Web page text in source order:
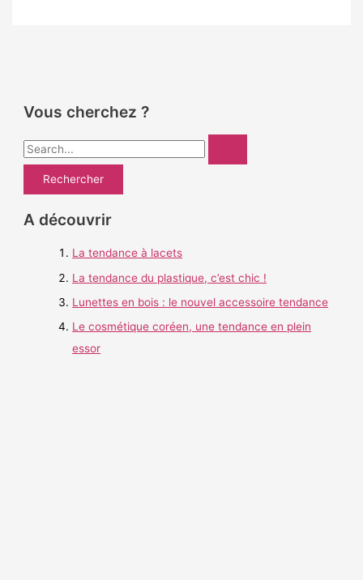
Vous cherchez ?
R
e
A découvrir
La tendance à lacets
La tendance du plastique, c’est chic !
Lunettes en bois : le nouvel accessoire tendance
Le cosmétique coréen, une tendance en plein
essor